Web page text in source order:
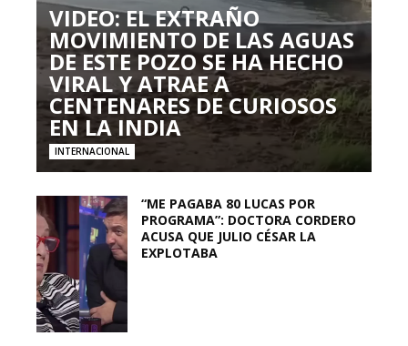
VIDEO: EL EXTRAÑO
MOVIMIENTO DE LAS AGUAS
DE ESTE POZO SE HA HECHO
VIRAL Y ATRAE A
CENTENARES DE CURIOSOS
EN LA INDIA
INTERNACIONAL
“ME PAGABA 80 LUCAS POR
PROGRAMA”: DOCTORA CORDERO
ACUSA QUE JULIO CÉSAR LA
EXPLOTABA